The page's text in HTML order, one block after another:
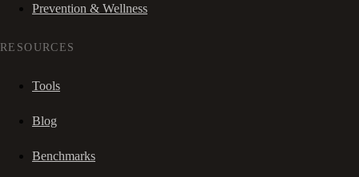
Prevention & Wellness
RESOURCES
Tools
Blog
Benchmarks